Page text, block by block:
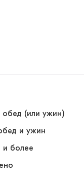
обед (или ужин)
и ужин
и более